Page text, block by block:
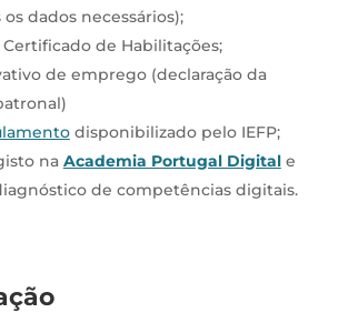
dados necessários);
Certificado de Habilitações;
de emprego (declaração da
disponibilizado pelo IEFP;
na Academia Portugal Digitale
de competências digitais.